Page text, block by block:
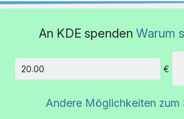
An KDE spenden Warum
€
Andere Möglichkeiten zum